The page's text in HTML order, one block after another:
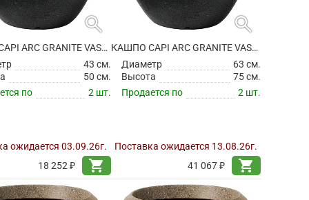
search
КАШПО CAPI ARC GRANITE VASE ELEGANT DELUXE BLACK
43 см.
50 см.
по
2 шт.
ожидается 03.09.26г.
18 252 ₽
shopping_cart
search
КАШПО CAPI ARC GRANITE VASE ELEGANT DELUXE BLACK
Диаметр
63 см.
Высота
75 см.
Продается по
2 шт.
Поставка ожидается 13.08.26г.
41 067 ₽
shopping_cart